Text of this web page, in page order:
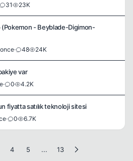
31 23K
(Pokemon - Beyblade-Digimon-
· 48 24K
var
· 0 4.2K
fiyatta satılık teknoloji sitesi
· 0 6.7K
4 5 ... 13